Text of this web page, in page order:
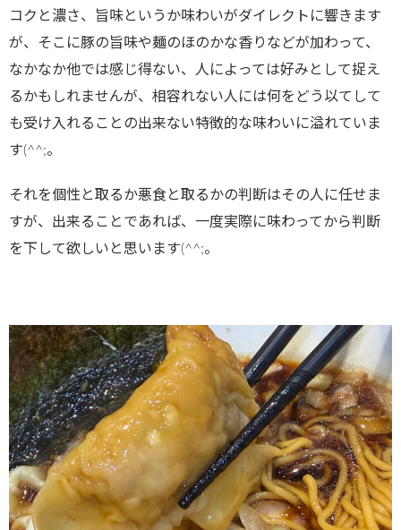
コクと濃さ、旨味というか味わいがダイレクトに響きます
が、そこに豚の旨味や麺のほのかな香りなどが加わって、
なかなか他では感じ得ない、人によっては好みとして捉え
るかもしれませんが、相容れない人には何をどう以てして
も受け入れることの出来ない特徴的な味わいに溢れていま
す(^^;。
それを個性と取るか悪食と取るかの判断はその人に任せま
すが、出来ることであれば、一度実際に味わってから判断
を下して欲しいと思います(^^;。